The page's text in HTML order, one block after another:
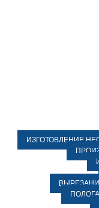
ИЗГОТОВЛЕНИЕ